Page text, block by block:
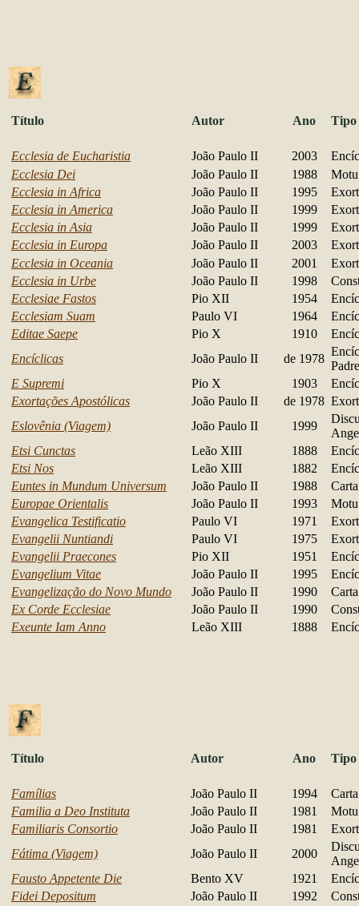
Título Autor Ano Tipo
Ecclesia de Eucharistia João Paulo II 2003
Ecclesia Dei
João Paulo II 1988
Ecclesia in Africa
João Paulo II 1995
Ecclesia in America
João Paulo II 1999
Ecclesia in Asia
João Paulo II 1999
Ecclesia in Europa
João Paulo II 2003
Ecclesia in Oceania
João Paulo II 2001
Ecclesia in Urbe
João Paulo II 1998
Ecclesiae Fastos
Pio XII 1954
Ecclesiam Suam
Paulo VI 1964
Editae Saepe
Pio X 1910
Encíclicas
João Paulo II de 1978
Padre
E Supremi
Pio X 1903
Exortações Apostólicas
João Paulo II de 1978
Eslovênia (Viagem)
João Paulo II 1999
Etsi Cunctas
Leão XIII 1888
Etsi Nos
Leão XIII 1882
Euntes in Mundum Universum
João Paulo II 1988
Europae Orientalis
João Paulo II 1993
Evangelica Testificatio
Paulo VI 1971
Evangelii Nuntiandi
Paulo VI 1975
Evangelii Praecones
Pio XII 1951
Evangelium Vitae
João Paulo II 1995
Evangelização do Novo Mundo
João Paulo II 1990
Ex Corde Ecclesiae
João Paulo II 1990
Exeunte Iam Anno
Leão XIII 1888
Título Autor Ano Tipo
Famílias João Paulo II 1994
Familia a Deo Instituta
João Paulo II 1981
Familiaris Consortio
João Paulo II 1981
Fátima (Viagem)
João Paulo II 2000
Fausto Appetente Die
Bento XV 1921
Fidei Depositum
João Paulo II 1992